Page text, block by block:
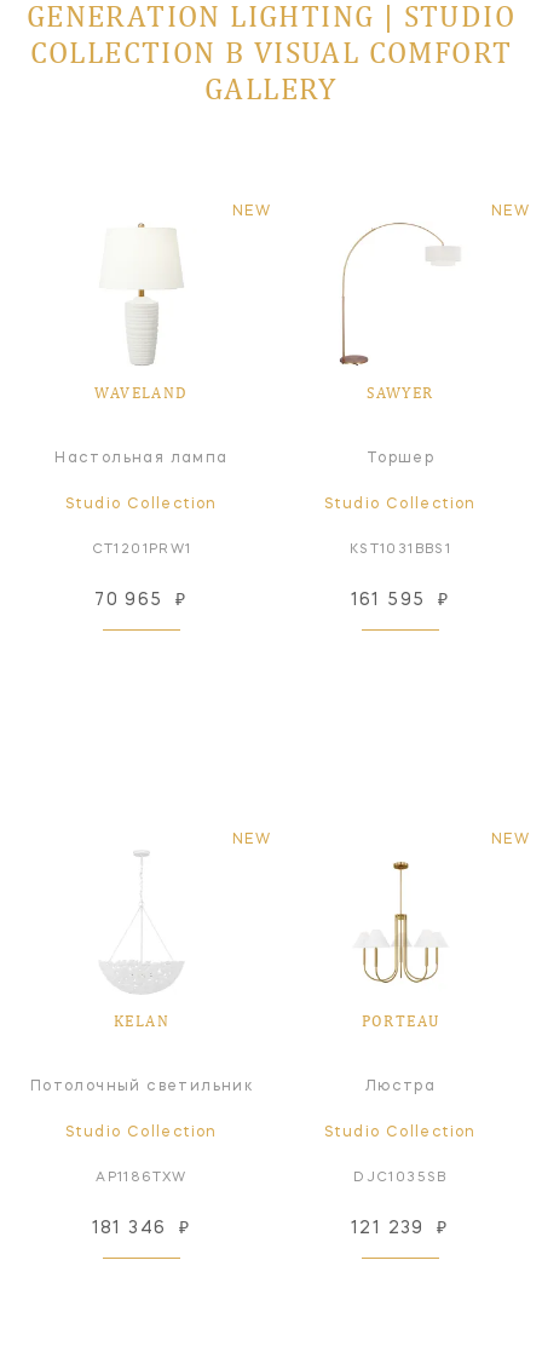
GENERATION LIGHTING | STUDIO
COLLECTION В VISUAL COMFORT
GALLERY
NEW
WAVELAND
Настольная лампа
Studio Collection
CT1201PRW1
70 965 ₽
NEW
SAWYER
Торшер
Studio Collection
KST1031BBS1
161 595 ₽
NEW
KELAN
Потолочный светильник
Studio Collection
AP1186TXW
181 346 ₽
NEW
PORTEAU
Люстра
Studio Collection
DJC1035SB
121 239 ₽